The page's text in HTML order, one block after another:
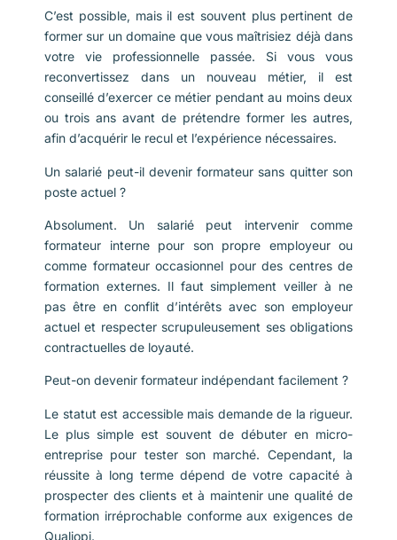
C’est possible, mais il est souvent plus pertinent de
former sur un domaine que vous maîtrisiez déjà dans
votre vie professionnelle passée. Si vous vous
reconvertissez dans un nouveau métier, il est
conseillé d’exercer ce métier pendant au moins deux
ou trois ans avant de prétendre former les autres,
afin d’acquérir le recul et l’expérience nécessaires.
Un salarié peut-il devenir formateur sans quitter son
poste actuel ?
Absolument. Un salarié peut intervenir comme
formateur interne pour son propre employeur ou
comme formateur occasionnel pour des centres de
formation externes. Il faut simplement veiller à ne
pas être en conflit d’intérêts avec son employeur
actuel et respecter scrupuleusement ses obligations
contractuelles de loyauté.
Peut-on devenir formateur indépendant facilement ?
Le statut est accessible mais demande de la rigueur.
Le plus simple est souvent de débuter en micro-
entreprise pour tester son marché. Cependant, la
réussite à long terme dépend de votre capacité à
prospecter des clients et à maintenir une qualité de
formation irréprochable conforme aux exigences de
Qualiopi.